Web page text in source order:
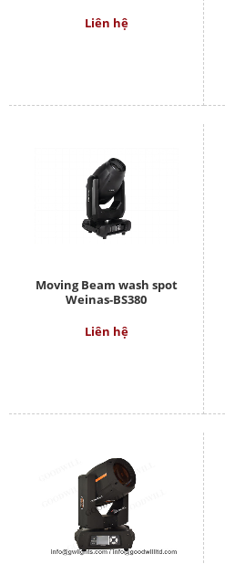
Liên hệ
Moving Beam wash spot
Weinas-BS380
Liên hệ